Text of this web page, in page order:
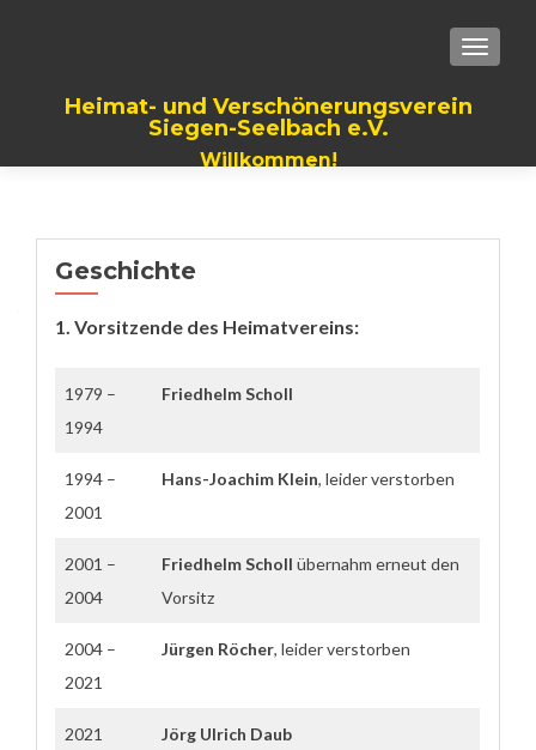
Heimat- und Verschönerungsverein
Siegen-Seelbach e.V.
Willkommen!
Geschichte
1. Vorsitzende des Heimatvereins:
1979 –
1994
Friedhelm Scholl
1994 –
2001
Hans-Joachim Klein, leider verstorben
2001 –
2004
Friedhelm Scholl übernahm erneut den
Vorsitz
2004 –
2021
Jürgen Röcher, leider verstorben
2021 Jörg Ulrich Daub